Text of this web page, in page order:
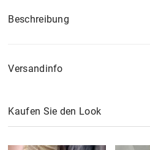
Beschreibung
Versandinfo
Kaufen Sie den Look